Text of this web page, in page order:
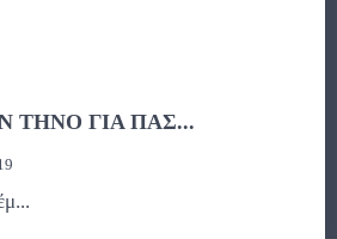
ΤΗΝΟ ΓΙΑ ΠΑΣ...